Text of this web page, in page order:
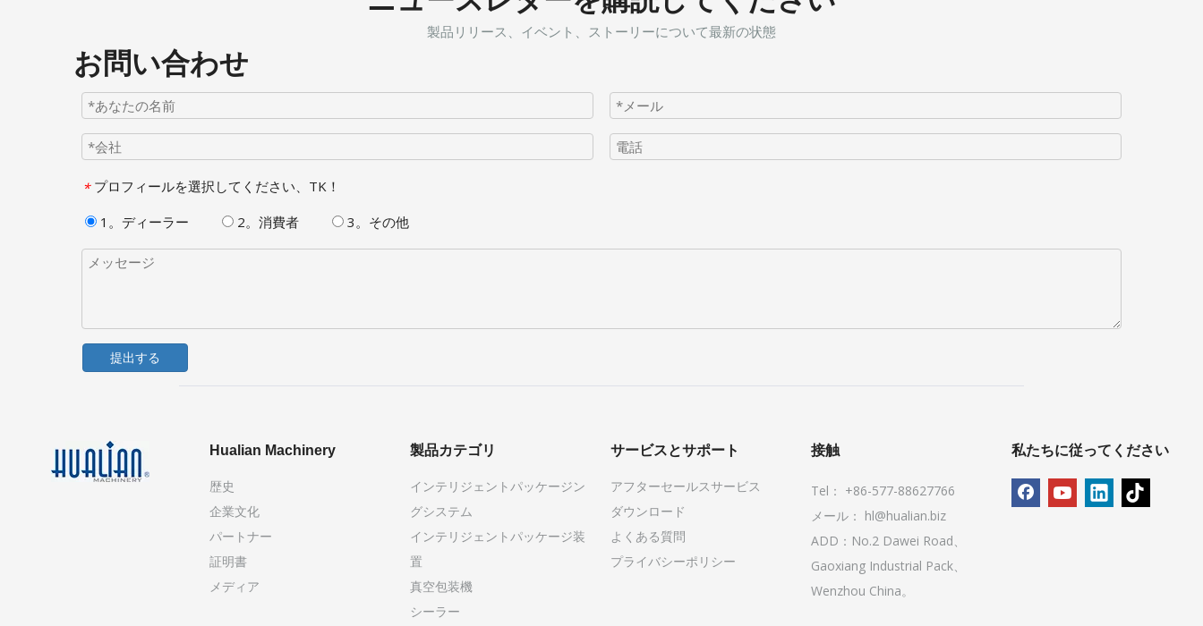
製品リリース、イベント、ストーリーについて最新の状態
お問い合わせ
* プロフィールを選択してください、TK！
1。ディーラー
2。消費者 3。その他
提出する
Hualian Machinery
歴史
企業文化
パートナー
証明書
メディア
製品カテゴリ
インテリジェントパッケージン
グシステム
インテリジェントパッケージ装
置
真空包装機
シーラー
サービスとサポート
アフターセールスサービス
ダウンロード
よくある質問
プライバシーポリシー
接触
Tel： +86-577-88627766
メール： hl@hualian.biz
ADD：No.2 Dawei Road、
Gaoxiang Industrial Pack、
Wenzhou China。
私たちに従ってください